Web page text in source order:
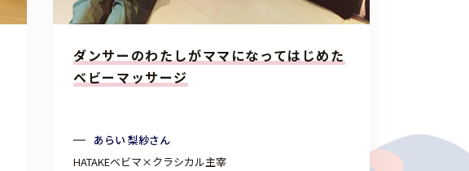
ダンサーのわたしがママになってはじめた
ベビーマッサージ
あらい 梨紗さん
HATAKEベビマ×クラシカル主宰